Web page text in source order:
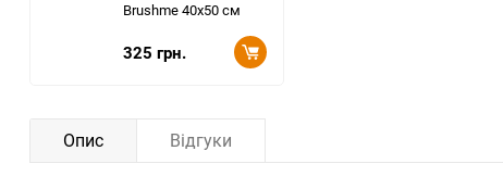
Brushme 40x50 см
325 грн.
Опис Відгуки